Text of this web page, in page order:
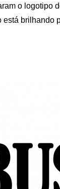
o logotipo
está brilhando